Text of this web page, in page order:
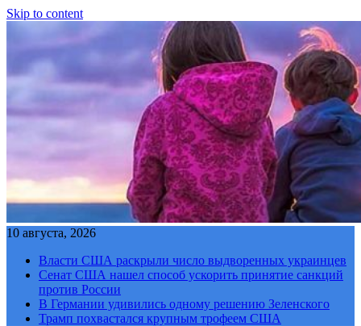
Skip to content
10 августа, 2026
Власти США раскрыли число выдворенных украинцев
Сенат США нашел способ ускорить принятие санкций
против России
В Германии удивились одному решению Зеленского
Трамп похвастался крупным трофеем США